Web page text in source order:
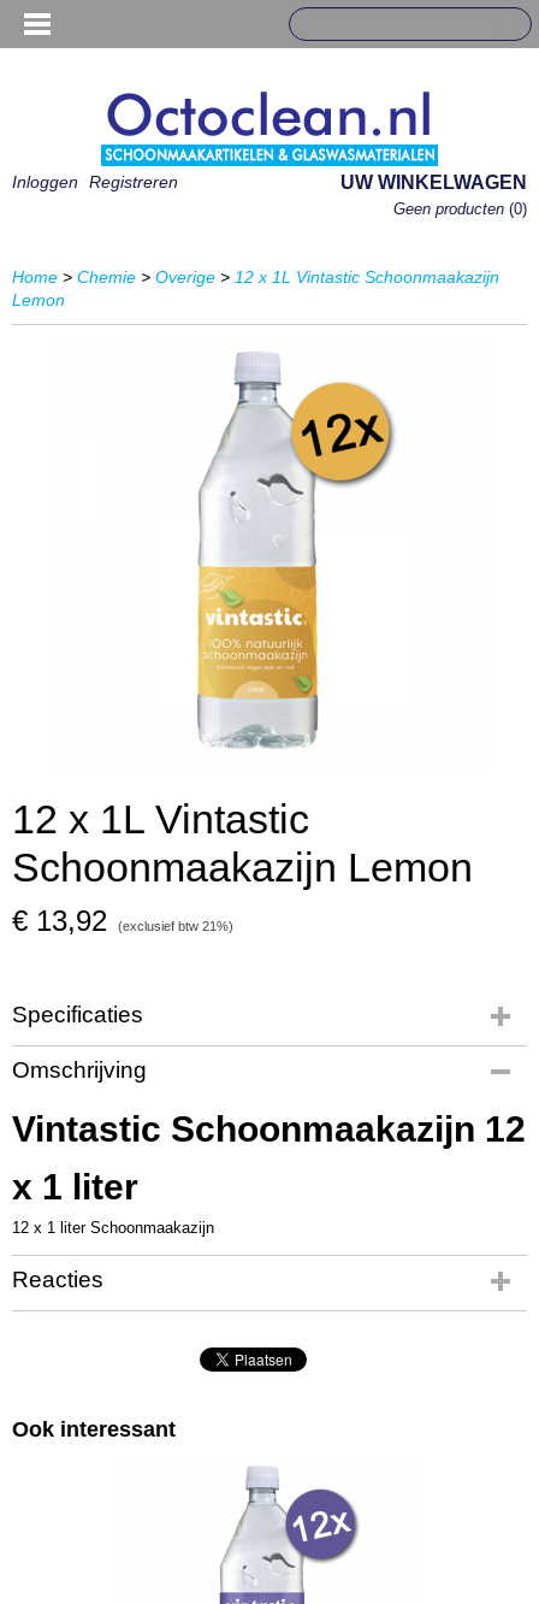
Inloggen Registreren UW WINKELWAGEN
Geen producten (0)
Home > Chemie > Overige > 12 x 1L Vintastic Schoonmaakazijn
Lemon
12 x 1L Vintastic
Schoonmaakazijn Lemon
€ 13,92 (exclusief btw 21%)
Specificaties
Productcode
OC7314
Omschrijving
Vintastic Schoonmaakazijn 12
x 1 liter
12 x 1 liter Schoonmaakazijn
Reacties
Ook interessant